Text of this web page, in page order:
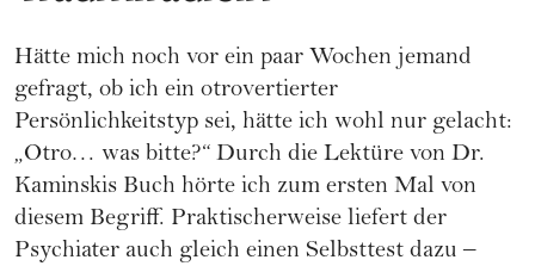
Hätte mich noch vor ein paar Wochen jemand
gefragt, ob ich ein otrovertierter
Persönlichkeitstyp sei, hätte ich wohl nur gelacht:
„Otro… was bitte?“ Durch die Lektüre von Dr.
Kaminskis Buch hörte ich zum ersten Mal von
diesem Begriff. Praktischerweise liefert der
Psychiater auch gleich einen Selbsttest dazu –